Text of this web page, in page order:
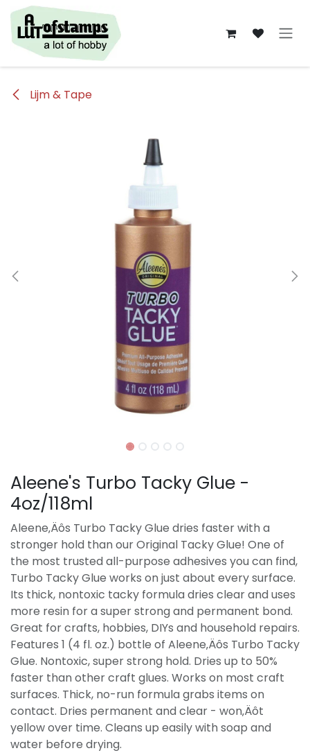
Overslaan naar inhoud
Lijm & Tape
Aleene's Turbo Tacky Glue -
4oz/118ml
Aleene‚Äôs Turbo Tacky Glue dries faster with a
stronger hold than our Original Tacky Glue! One of
the most trusted all-purpose adhesives you can find,
Turbo Tacky Glue works on just about every surface.
Its thick, nontoxic tacky formula dries clear and uses
more resin for a super strong and permanent bond.
Great for crafts, hobbies, DIYs and household repairs.
Features 1 (4 fl. oz.) bottle of Aleene‚Äôs Turbo Tacky
Glue. Nontoxic, super strong hold. Dries up to 50%
faster than other craft glues. Works on most craft
surfaces. Thick, no-run formula grabs items on
contact. Dries permanent and clear - won‚Äôt
yellow over time. Cleans up easily with soap and
water before drying.